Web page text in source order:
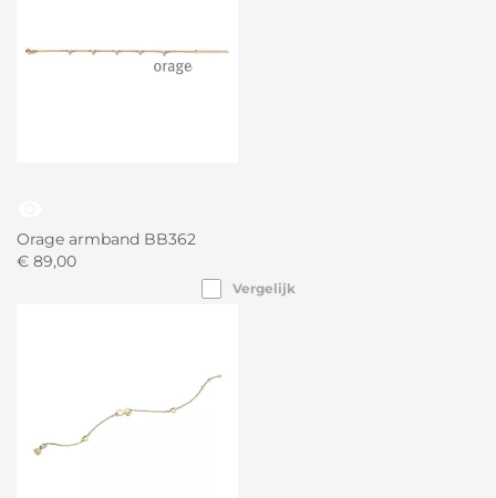
Orage armband BB362
€ 89,00
Vergelijk